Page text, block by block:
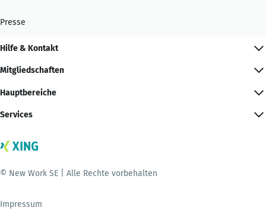
Presse
Hilfe & Kontakt
Mitgliedschaften
Hauptbereiche
Services
© New Work SE | Alle Rechte vorbehalten
Impressum